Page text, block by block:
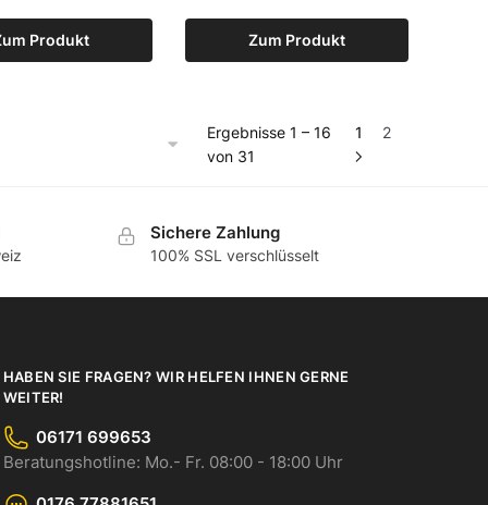
Produkt Zum Produkt
Ergebnisse 1 – 16
von 31
1 2
Sichere Zahlung
100% SSL verschlüsselt
HABEN SIE FRAGEN? WIR HELFEN IHNEN GERNE
WEITER!
06171 699653
Beratungshotline: Mo.- Fr. 08:00 - 18:00 Uhr